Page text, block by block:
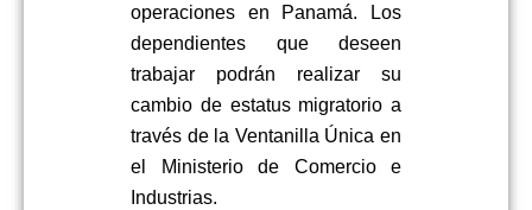
operaciones en Panamá. Los
dependientes que deseen
trabajar podrán realizar su
cambio de estatus migratorio a
través de la Ventanilla Única en
el Ministerio de Comercio e
Industrias.